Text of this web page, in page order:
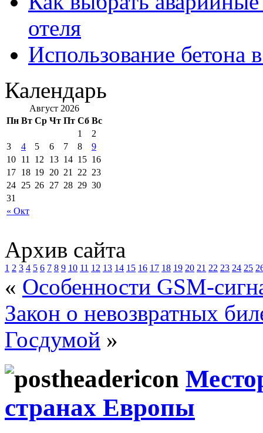
отеля
Использование бетона
Календарь
Август 2026
Пн Вт Ср Чт Пт Сб Вс
« Окт
1
2
3
4 5 6 7 8
9
10 11 12 13 14 15 16
17 18 19 20 21 22 23
24 25 26 27 28 29 30
31
Архив сайта
1 2 3 4 5 6 7 8 9 10 11 12 13 14 15 16 17 18 19 20 21 22 23 24 25
« Особенности GSM-
Закон о невозвратных
Госдумой »
странах Европы